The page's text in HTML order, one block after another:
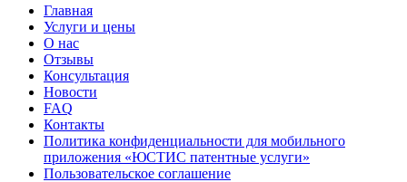
Главная
Услуги и цены
О нас
Отзывы
Консультация
Новости
FAQ
Контакты
Политика конфиденциальности для мобильного
приложения «ЮСТИС патентные услуги»
Пользовательское соглашение